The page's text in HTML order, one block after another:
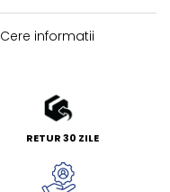
Cere informatii
RETUR 30 ZILE